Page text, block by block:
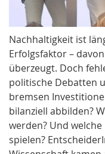
Nachhaltigkeit ist
Erfolgsfaktor –
überzeugt. Doch
politische Debatten
bremsen
bilanziell abbilden?
werden? Und
spielen?